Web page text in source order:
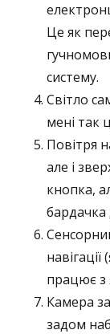
Це як
систему.
Світло
мені так
Повітря
але і
кнопка,
бардачка
працює з
Камера
задом